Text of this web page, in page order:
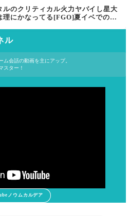
ト 第15弾～7th Anniversary～特別
ルのクリティカル火力ヤバイし星大
理にかなってる[FGO]夏イベでのフ
ル
会話の動画を主にアップ。
スター！
ノウムカルデア